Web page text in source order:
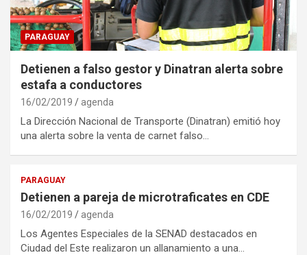
PARAGUAY
Detienen a falso gestor y Dinatran alerta sobre
estafa a conductores
16/02/2019 agenda
La Dirección Nacional de Transporte (Dinatran) emitió hoy
una alerta sobre la venta de carnet falso…
PARAGUAY
Detienen a pareja de microtraficates en CDE
16/02/2019 agenda
Los Agentes Especiales de la SENAD destacados en
Ciudad del Este realizaron un allanamiento a una…